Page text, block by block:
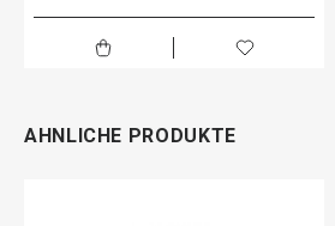
AHNLICHE PRODUKTE